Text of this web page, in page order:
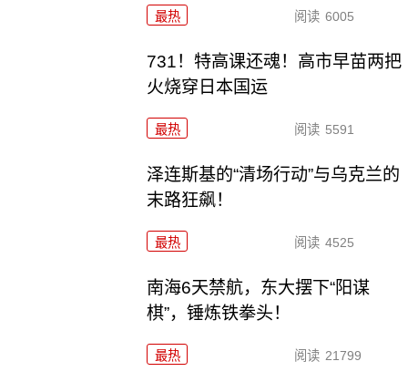
最热 阅读 6005
731！特高课还魂！高市早苗两把
火烧穿日本国运
最热 阅读 5591
泽连斯基的“清场行动”与乌克兰的
末路狂飙！
最热 阅读 4525
南海6天禁航，东大摆下“阳谋
棋”，锤炼铁拳头！
最热 阅读 21799